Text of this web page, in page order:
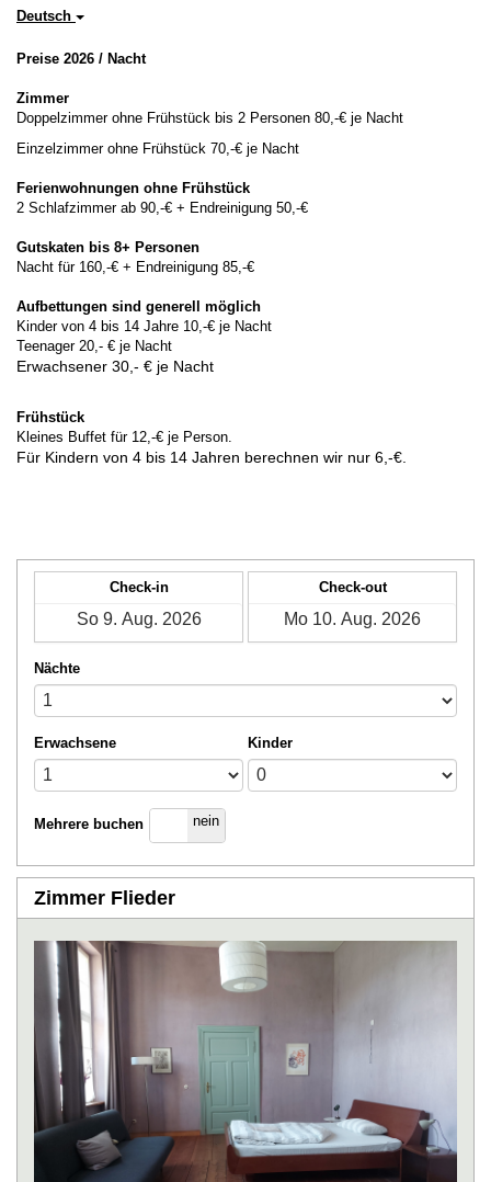
Deutsch
Preise 2026 / Nacht
Zimmer
Doppelzimmer ohne Frühstück bis 2 Personen 80,-€ je Nacht
Einzelzimmer ohne Frühstück 70,-€ je Nacht
Ferienwohnungen ohne Frühstück
2 Schlafzimmer ab 90,-€ + Endreinigung 50,-€
Gutskaten bis 8+ Personen
Nacht für 160,-€ + Endreinigung 85,-€
Aufbettungen sind generell möglich
Kinder von 4 bis 14 Jahre 10,-€ je Nacht
Teenager 20,- € je Nacht
Erwachsener 30,- € je Nacht
Frühstück
Kleines Buffet für 12,-€ je Person.
Für Kindern von 4 bis 14 Jahren berechnen wir nur 6,-€.
Check-in Check-out
Nächte
Erwachsene Kinder
Mehrere buchen
ja nein
Zimmer Flieder